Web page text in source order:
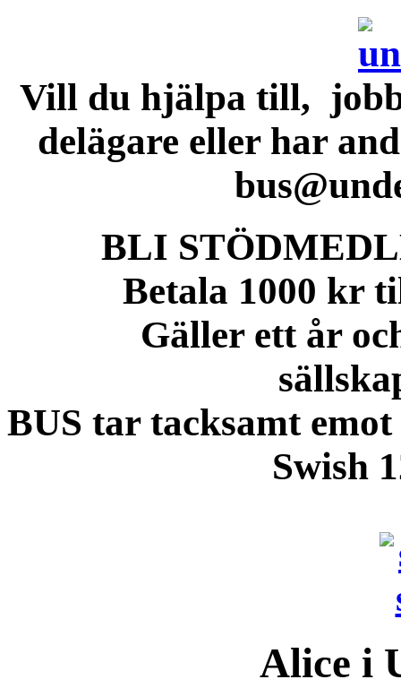
Vill du hjälpa till,
delägare eller har
BLI
Betala 1000 kr
Gäller ett år
BUS tar tacksamt
Swish
Alice i